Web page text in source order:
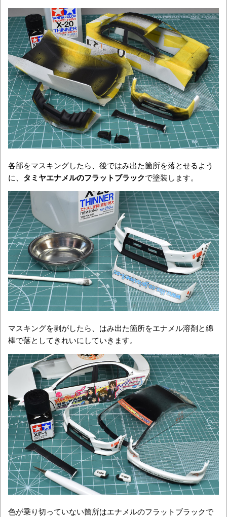
各部をマスキングしたら、後ではみ出た箇所を落とせるよう
に、 タミヤエナメルのフラットブラックで塗装します。
マスキングを剥がしたら、はみ出た箇所をエナメル溶剤と綿
棒で落としてきれいにしていきます。
色が乗り切っていない箇所はエナメルのフラットブラックで